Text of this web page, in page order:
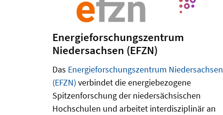
Energieforschungszentrum
Niedersachsen (EFZN)
Das Energieforschungszentrum Niedersachsen
(EFZN) verbindet die energiebezogene
Spitzenforschung der niedersächsischen
Hochschulen und arbeitet interdisziplinär an